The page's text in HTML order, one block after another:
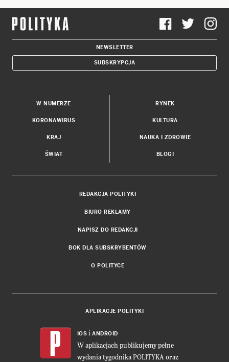
NEWSLETTER
SUBSKRYPCJA
W NUMERZE
KORONAWIRUS
KRAJ
ŚWIAT
RYNEK
KULTURA
NAUKA I ZDROWIE
BLOGI
REDAKCJA POLITYKI
BIURO REKLAMY
NAPISZ DO REDAKCJI
BOK DLA SUBSKRYBENTÓW
O POLITYCE
APLIKACJE POLITYKI
IOS i ANDROID
W aplikacjach publikujemy pełne
wydania tygodnika POLITYKA oraz